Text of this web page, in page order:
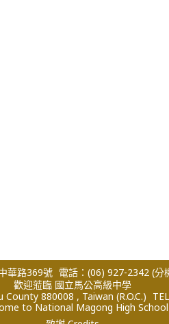
華路369號 電話：(06) 927-2342 (分
歡迎蒞臨 國立馬公高級中學
880008 , Taiwan (R.O.C.)
to National Magong High School